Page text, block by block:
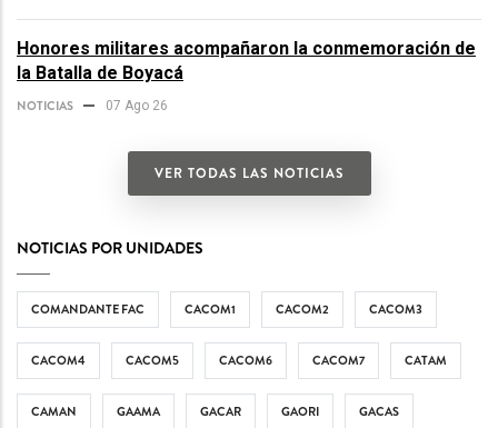
Honores militares acompañaron la conmemoración de
la Batalla de Boyacá
NOTICIAS 07 Ago 26
VER TODAS LAS NOTICIAS
NOTICIAS POR UNIDADES
COMANDANTE FAC CACOM1 CACOM2 CACOM3
CACOM4 CACOM5 CACOM6 CACOM7 CATAM
CAMAN GAAMA GACAR GAORI GACAS